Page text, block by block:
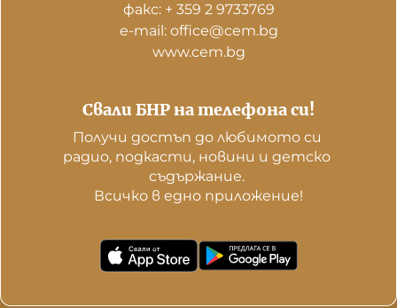
Свали БНР на телефона си!
Получи достъп до любимото си
радио, подкасти, новини и детско
съдържание.
Всичко в едно приложение!
факс: + 359 2 9733769
е-mail: office@cem.bg
www.cem.bg